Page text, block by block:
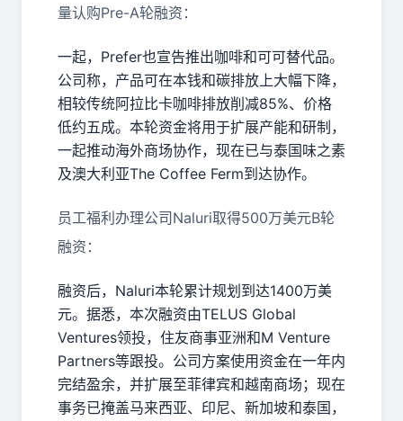
量认购Pre-A轮融资：
一起，Prefer也宣告推出咖啡和可可替代品。
公司称，产品可在本钱和碳排放上大幅下降，
相较传统阿拉比卡咖啡排放削减85%、价格
低约五成。本轮资金将用于扩展产能和研制，
一起推动海外商场协作，现在已与泰国味之素
及澳大利亚The Coffee Ferm到达协作。
员工福利办理公司 Naluri取得500万美元B轮
融资：
融资后， Naluri本轮累计规划到达1400万美
元。据悉，本次融资由TELUS Global
Ventures领投，住友商事亚洲和M Venture
Partners等跟投。公司方案使用资金在一年内
完结盈余，并扩展至菲律宾和越南商场；现在
事务已掩盖马来西亚、印尼、新加坡和泰国，